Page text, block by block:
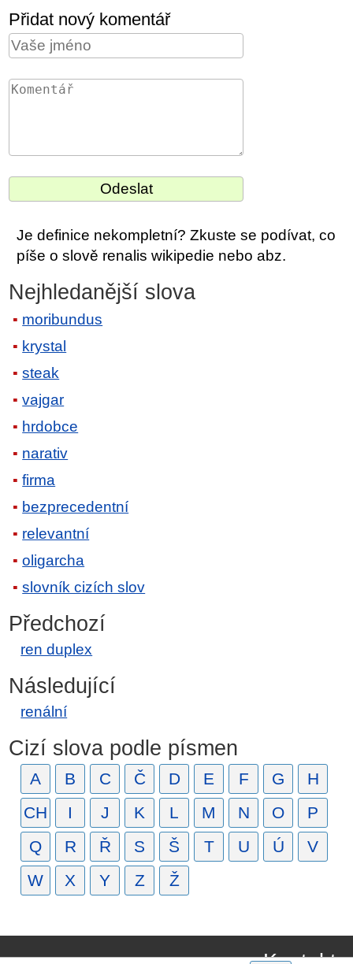
Přidat nový komentář
Je definice nekompletní? Zkuste se podívat, co
píše o slově renalis wikipedie nebo abz.
Nejhledanější slova
moribundus
krystal
steak
vajgar
hrdobce
narativ
firma
bezprecedentní
relevantní
oligarcha
slovník cizích slov
Předchozí
ren duplex
Následující
renální
Cizí slova podle písmen
A B C Č D E F G
H
CH
I J K L M N O
P
Q
R Ř S Š T U Ú
V
W
X Y Z Ž